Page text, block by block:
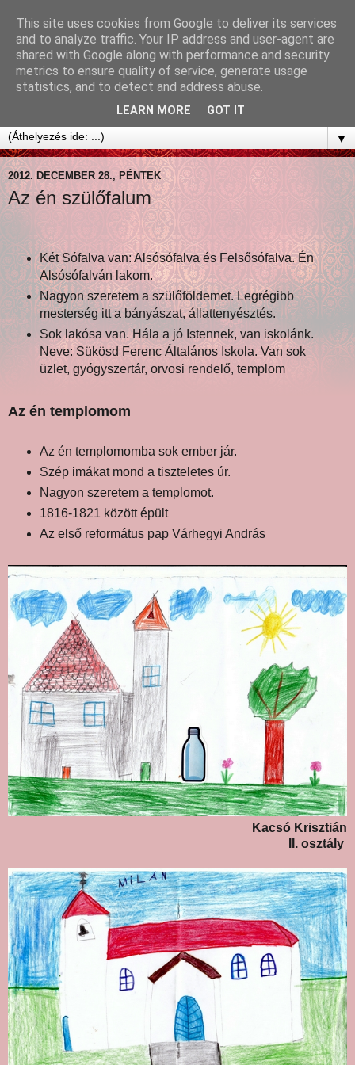
▼
2012. DECEMBER 28., PÉNTEK
Az én szülőfalum
Két Sófalva van: Alsósófalva és Felsősófalva. Én
Alsósófalván lakom.
Nagyon szeretem a szülőföldemet. Legrégibb
mesterség itt a bányászat, állattenyésztés.
Sok lakósa van. Hála a jó Istennek, van iskolánk.
Neve: Sükösd Ferenc Általános Iskola. Van sok
üzlet, gyógyszertár, orvosi rendelő, templom
Az én templomom
Az én templomomba sok ember jár.
Szép imákat mond a tiszteletes úr.
Nagyon szeretem a templomot.
1816-1821 között épült
Az első református pap Várhegyi András
Kacsó Krisztián
II. osztály
This site uses cookies from Google to deliver its services
and to analyze traffic. Your IP address and user-agent are
shared with Google along with performance and security
metrics to ensure quality of service, generate usage
statistics, and to detect and address abuse.
LEARN MORE GOT IT